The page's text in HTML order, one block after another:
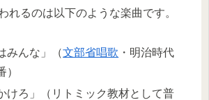
れるのは以下のような楽曲です。
みんな」（文部省唱歌 ・明治時代
）
けろ」（リトミック教材として普